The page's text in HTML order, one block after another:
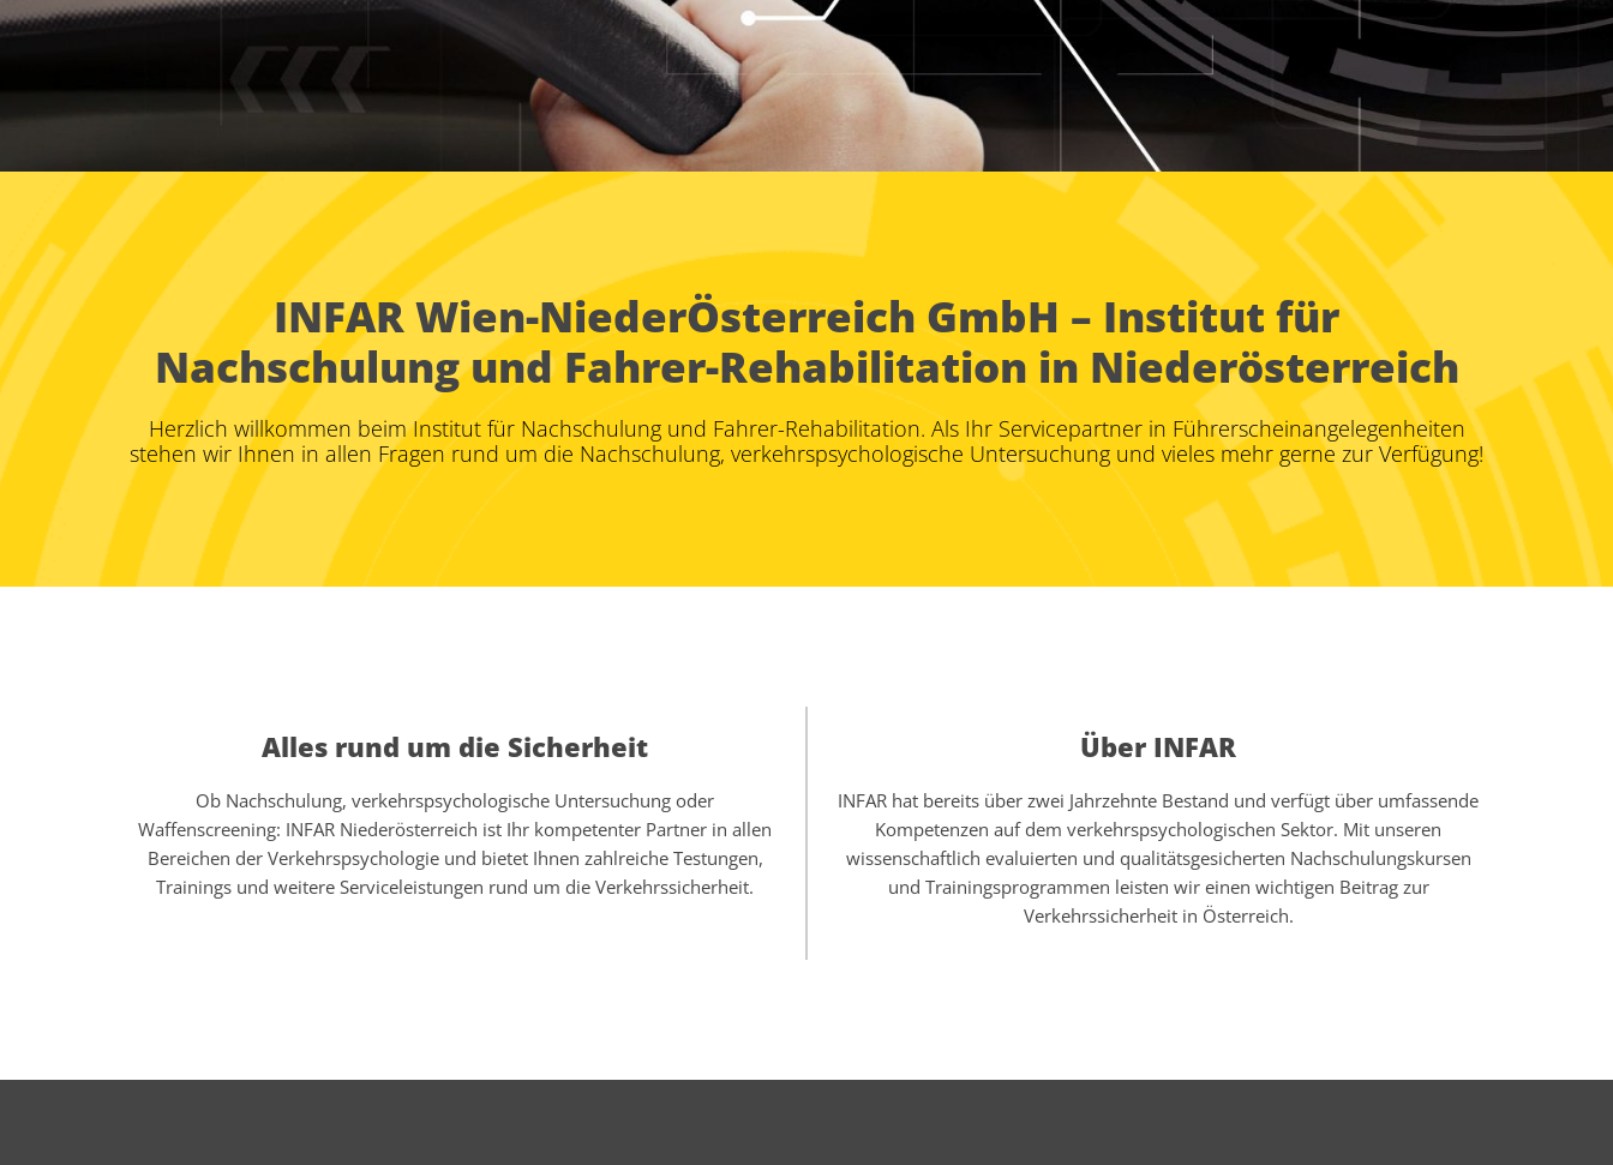
INFAR Wien-NiederÖsterreich GmbH – Institut für
Nachschulung und Fahrer-Rehabilitation in Niederösterreich
Herzlich willkommen beim Institut für Nachschulung und Fahrer-Rehabilitation. Als Ihr Servicepartner in Führerscheinangelegenheiten
stehen wir Ihnen in allen Fragen rund um die Nachschulung, verkehrspsychologische Untersuchung und vieles mehr gerne zur Verfügung!
Alles rund um die Sicherheit
Ob Nachschulung, verkehrspsychologische Untersuchung oder
Waffenscreening: INFAR Niederösterreich ist Ihr kompetenter Partner in allen
Bereichen der Verkehrspsychologie und bietet Ihnen zahlreiche Testungen,
Trainings und weitere Serviceleistungen rund um die Verkehrssicherheit.
Über INFAR
INFAR hat bereits über zwei Jahrzehnte Bestand und verfügt über umfassende
Kompetenzen auf dem verkehrspsychologischen Sektor. Mit unseren
wissenschaftlich evaluierten und qualitätsgesicherten Nachschulungskursen
und Trainingsprogrammen leisten wir einen wichtigen Beitrag zur
Verkehrssicherheit in Österreich.